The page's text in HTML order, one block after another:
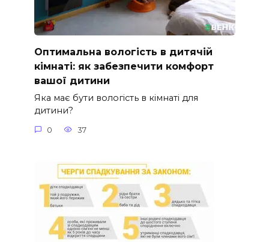
Оптимальна вологість в дитячій
кімнаті: як забезпечити комфорт
вашої дитини
Яка має бути вологість в кімнаті для
дитини?
0 37